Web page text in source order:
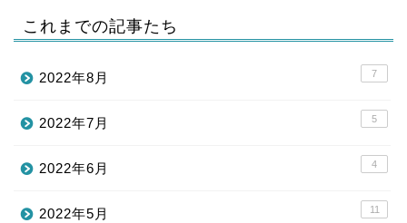
これまでの記事たち
2022年8月 7
2022年7月 5
2022年6月 4
2022年5月 11